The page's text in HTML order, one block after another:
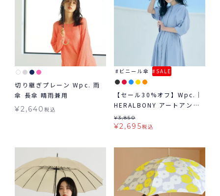
切り継ぎプレーン Wpc. 雨
傘 長傘 晴雨兼用
¥2,640税込
ビニール傘 SALE
【セール30%オフ】Wpc.｜
HERALBONY アートアンブ
レラ 雨傘 長傘 ビニール傘
¥3,850
¥2,695税込